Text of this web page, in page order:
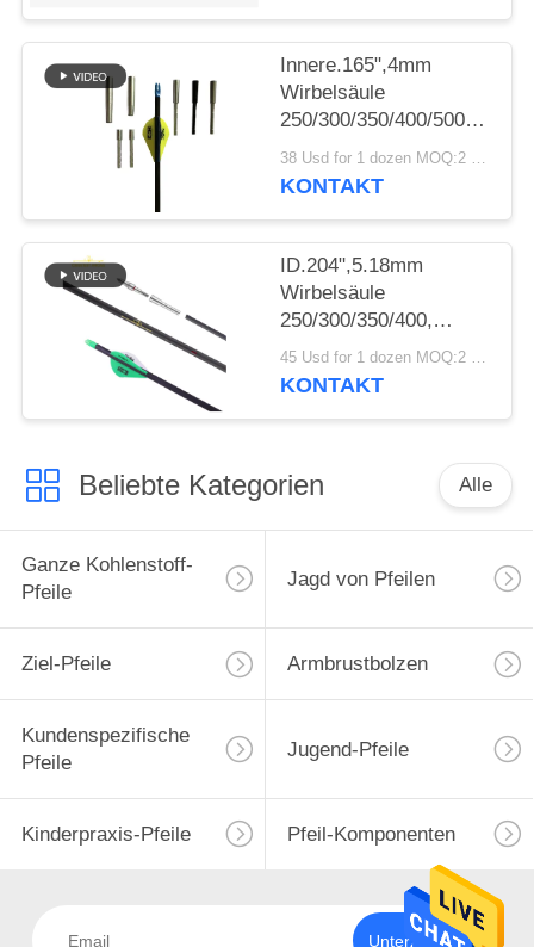
Innere.165",4mm
Wirbelsäule
250/300/350/400/500/600/
Leichteres Gewicht
Kleiner Durchmesser
38 Usd for 1 dozen MOQ:2 Dutzende
KONTAKT
ID.204",5.18mm
Wirbelsäule
250/300/350/400,
Geradeheit.001-.003 ",
32" Leichtgewicht 5mm
45 Usd for 1 dozen MOQ:2 Dutzend
KONTAKT
Beliebte Kategorien Alle
Ganze Kohlenstoff-
Pfeile
Jagd von Pfeilen
Ziel-Pfeile Armbrustbolzen
Kundenspezifische
Pfeile
Jugend-Pfeile
Kinderpraxis-Pfeile Pfeil-Komponenten
Unterzeichnen